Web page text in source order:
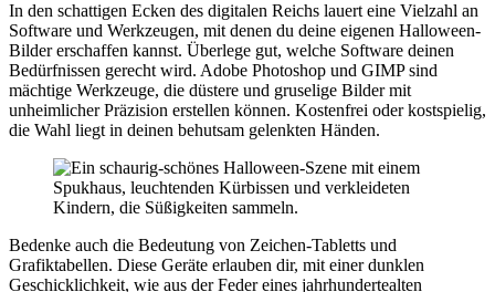
In den schattigen Ecken des digitalen Reichs lauert eine Vielzahl an
Software und Werkzeugen, mit denen du deine eigenen Halloween-
Bilder erschaffen kannst. Überlege gut, welche Software deinen
Bedürfnissen gerecht wird. Adobe Photoshop und GIMP sind
mächtige Werkzeuge, die düstere und gruselige Bilder mit
unheimlicher Präzision erstellen können. Kostenfrei oder kostspielig,
die Wahl liegt in deinen behutsam gelenkten Händen.
Bedenke auch die Bedeutung von Zeichen-Tabletts und
Grafiktabellen. Diese Geräte erlauben dir, mit einer dunklen
Geschicklichkeit, wie aus der Feder eines jahrhundertealten